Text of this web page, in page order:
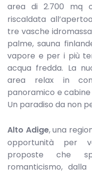
area di 2.700 mq
riscaldata
tre vasche
palme, sauna
vapore e per i più
acqua fredda. La
area relax in
panoramico e
Un paradiso da non
Alto Adige, una
opportunità per
proposte che
romanticismo,